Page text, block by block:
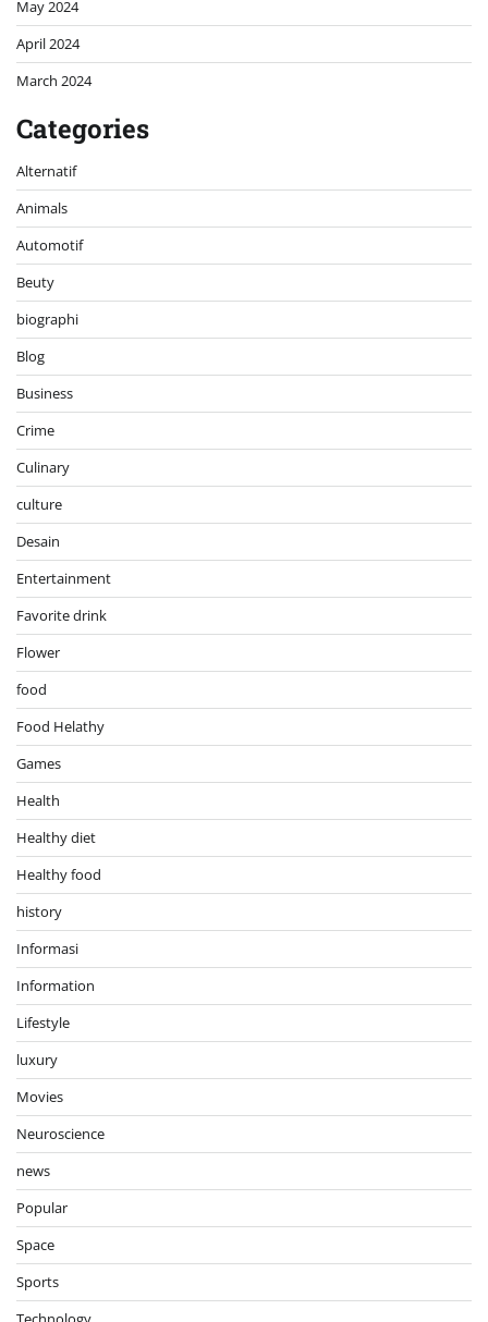
May 2024
April 2024
March 2024
Categories
Alternatif
Animals
Automotif
Beuty
biographi
Blog
Business
Crime
Culinary
culture
Desain
Entertainment
Favorite drink
Flower
food
Food Helathy
Games
Health
Healthy diet
Healthy food
history
Informasi
Information
Lifestyle
luxury
Movies
Neuroscience
news
Popular
Space
Sports